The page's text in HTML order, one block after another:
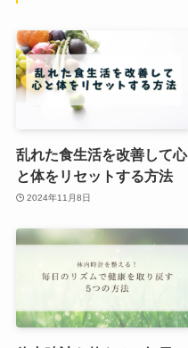
乱れた食生活を改善して心
と体をリセットする方法
2024年11月8日